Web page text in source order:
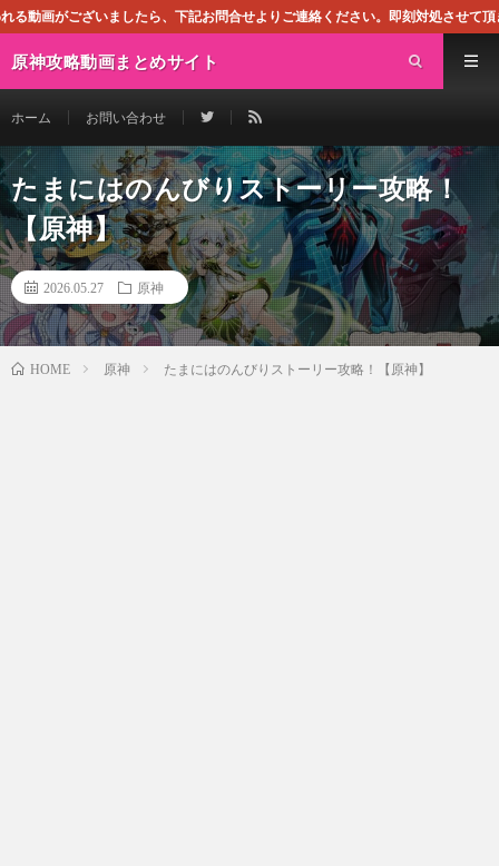
下記お問合せよりご連絡ください。即刻対処させて頂きます。なお、同サイ
原神攻略動画まとめサイト
ホーム お問い合わせ
たまにはのんびりストーリー攻略！
【原神】
2026.05.27 原神
HOME 原神 たまにはのんびりストーリー攻略！【原神】